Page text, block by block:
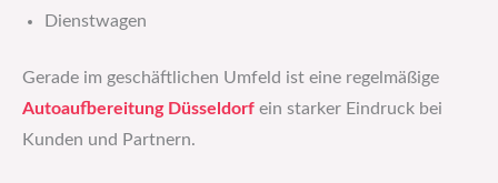
Dienstwagen
Gerade im geschäftlichen Umfeld ist eine regelmäßige
Autoaufbereitung Düsseldorf ein starker Eindruck bei
Kunden und Partnern.